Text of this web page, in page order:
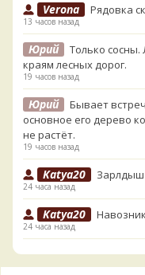
Verona Рядовка
13 часов назад
Юрий
Только
краям лесных дорог.
19 часов назад
Юрий
Бывает
основное его дерево
не растёт.
19 часов назад
Katya20 Зарлдыш
24 часа назад
Katya20
24 часа назад
Verona Скорее
2 дня назад